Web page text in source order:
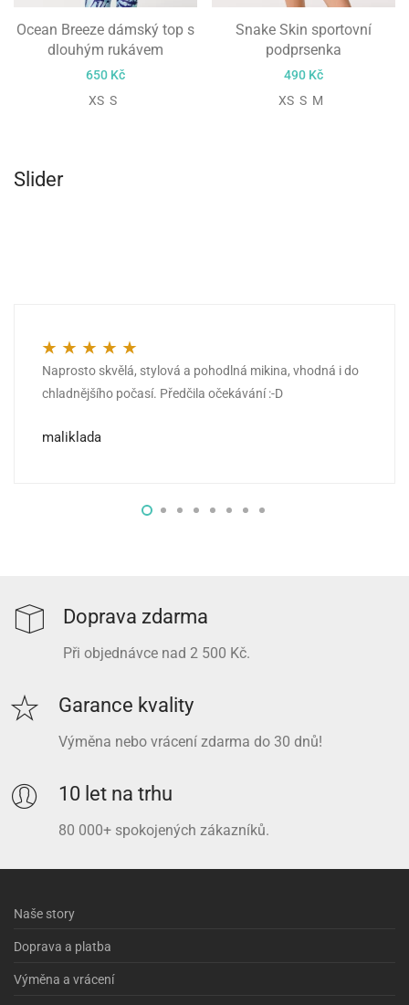
Ocean Breeze dámský top s
dlouhým rukávem
650 Kč
XS S
Snake Skin sportovní
podprsenka
490 Kč
XS S M
Slider
Hodnocení 5z 5
Naprosto skvělá, stylová a pohodlná mikina, vhodná i do
chladnějšího počasí. Předčila očekávání :-D
maliklada
Doprava zdarma
Při objednávce nad 2 500 Kč.
Garance kvality
Výměna nebo vrácení zdarma do 30 dnů!
10 let na trhu
80 000+ spokojených zákazníků.
Naše story
Doprava a platba
Výměna a vrácení